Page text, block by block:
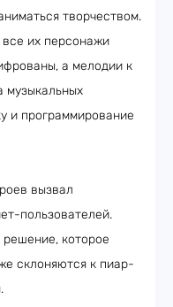
творчеством.
все их персонажи
а мелодии к
музыкальных
и программирование
вызвал
пользователей.
которое
склоняются к пиар-